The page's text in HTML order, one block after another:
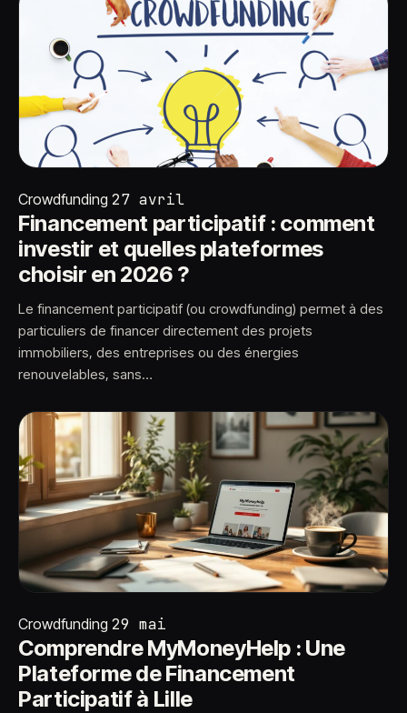
Crowdfunding 27 avril
Financement participatif : comment
investir et quelles plateformes
choisir en 2026 ?
Le financement participatif (ou crowdfunding) permet à des
particuliers de financer directement des projets
immobiliers, des entreprises ou des énergies
renouvelables, sans…
Crowdfunding 29 mai
Comprendre MyMoneyHelp : Une
Plateforme de Financement
Participatif à Lille